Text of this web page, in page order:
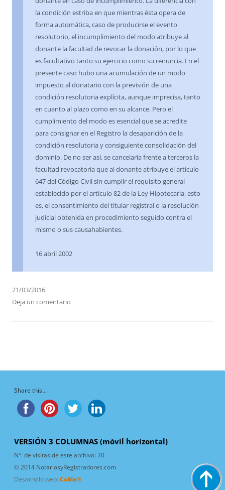
la condición estriba en que mientras ésta opera de
forma automática, caso de producirse el evento
resolutorio, el incumplimiento del modo atribuye al
donante la facultad de revocar la donación, por lo que
es facultativo tanto su ejercicio como su renuncia. En el
presente caso hubo una acumulación de un modo
impuesto al donatario con la previsión de una
condición resolutoria explícita, aunque imprecisa, tanto
en cuanto al plazo como en su alcance. Pero el
cumplimiento del modo es esencial que se acredite
para consignar en el Registro la desaparición de la
condición resolutoria y consiguiente consolidación del
dominio. De no ser así, se cancelaría frente a terceros la
facultad revocatoria que al donante atribuye el artículo
647 del Código Civil sin cumplir el requisito general
establecido por el artículo 82 de la Ley Hipotecaria, esto
es, el consentimiento del titular registral o la resolución
judicial obtenida en procedimiento seguido contra el
mismo o sus causahabientes.
16 abril 2002
21/03/2016
Deja un comentario
Share this...
VERSIÓN 3 COLUMNAS (móvil horizontal)
N°. de visitas de este archivo:70
© 2014 NotariosyRegistradores.com
Desarrollo web: CoMa®